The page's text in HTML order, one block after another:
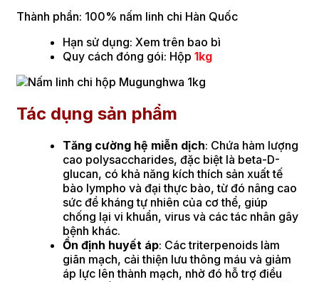
Thành phần: 100% nấm linh chi Hàn Quốc
Hạn sử dụng: Xem trên bao bì
Quy cách đóng gói: Hộp 1kg
Tác dụng sản phẩm
Tăng cường hệ miễn dịch: Chứa hàm lượng
cao polysaccharides, đặc biệt là beta-D-
glucan, có khả năng kích thích sản xuất tế
bào lympho và đại thực bào, từ đó nâng cao
sức đề kháng tự nhiên của cơ thể, giúp
chống lại vi khuẩn, virus và các tác nhân gây
bệnh khác.
Ổn định huyết áp: Các triterpenoids làm
giãn mạch, cải thiện lưu thông máu và giảm
áp lực lên thành mạch, nhờ đó hỗ trợ điều